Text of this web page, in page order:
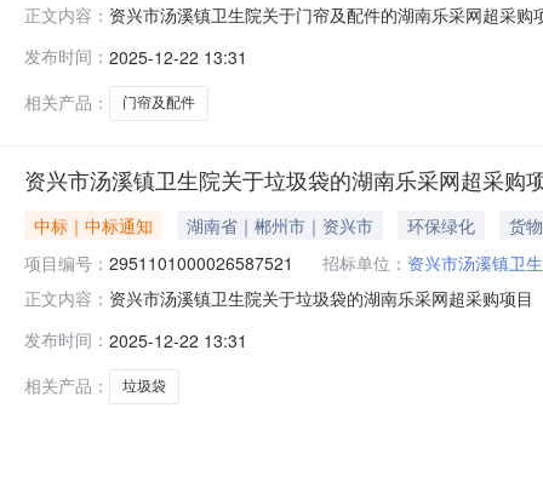
正文内容： 资兴市汤溪镇卫生院关于门帘及配件的湖南乐采网超采
二、采购单位信息采购单位名称：资兴市汤溪镇卫生院
发布时间： 2025-12-22 13:31
相关产品：
门帘及配件
资兴市汤溪镇卫生院关于垃圾袋的湖南乐采网超采购
中标｜中标通知 湖南省｜郴州市｜资兴市 环保绿化
货物
项目编号： 2951101000026587521 招标单位： 资兴市汤溪镇卫
正文内容： 资兴市汤溪镇卫生院关于垃圾袋的湖南乐采网超采购项
单位信息采购单位名称：资兴市汤溪镇卫生院采购单位
发布时间： 2025-12-22 13:31
相关产品：
垃圾袋